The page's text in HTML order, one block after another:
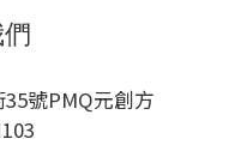
號PMQ元創方